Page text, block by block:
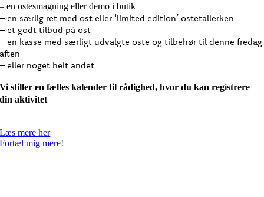
– en ostesmagning eller demo i butik
– en særlig ret med ost eller ‘limited edition’ ostetallerken
– et godt tilbud på ost
– en kasse med særligt udvalgte oste og tilbehør til denne fredag
aften
– eller noget helt andet
Vi stiller en fælles kalender til rådighed, hvor du kan registrere
din aktivitet
Læs mere her
Fortæl mig mere!